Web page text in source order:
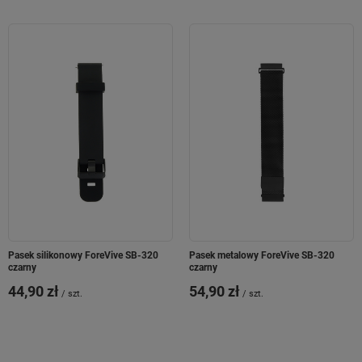
Pasek silikonowy ForeVive SB-320
czarny
44,90 zł / szt.
Pasek metalowy ForeVive SB-320
czarny
54,90 zł / szt.